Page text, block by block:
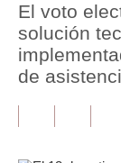
Política
Tu Dinero
Finanzas
El voto
solución
de